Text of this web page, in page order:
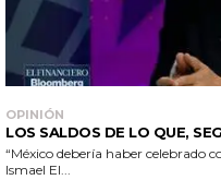
OPINIÓN
LOS SALDOS DE LO QUE,
“México debería haber celebrado
Ismael El...